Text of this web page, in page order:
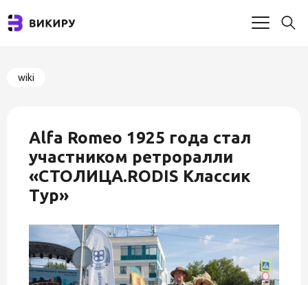
wiki
Alfa Romeo 1925 года стал
участником ретроралли
«СТОЛИЦА.RODIS Классик
Тур»